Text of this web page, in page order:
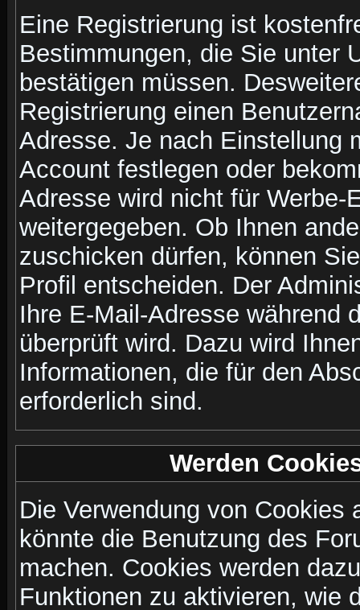
Eine Registrierung ist
Bestimmungen, die Sie unter
bestätigen müssen.
Registrierung einen
Adresse. Je nach Einstellung
Account festlegen oder
Adresse wird nicht für
weitergegeben. Ob Ihnen
zuschicken dürfen, können
Profil entscheiden. Der
Ihre E-Mail-Adresse während
überprüft wird. Dazu wird
Informationen, die für den
erforderlich sind.
Werden
Die Verwendung von
könnte die Benutzung des
machen. Cookies werden
Funktionen zu aktivieren, wie